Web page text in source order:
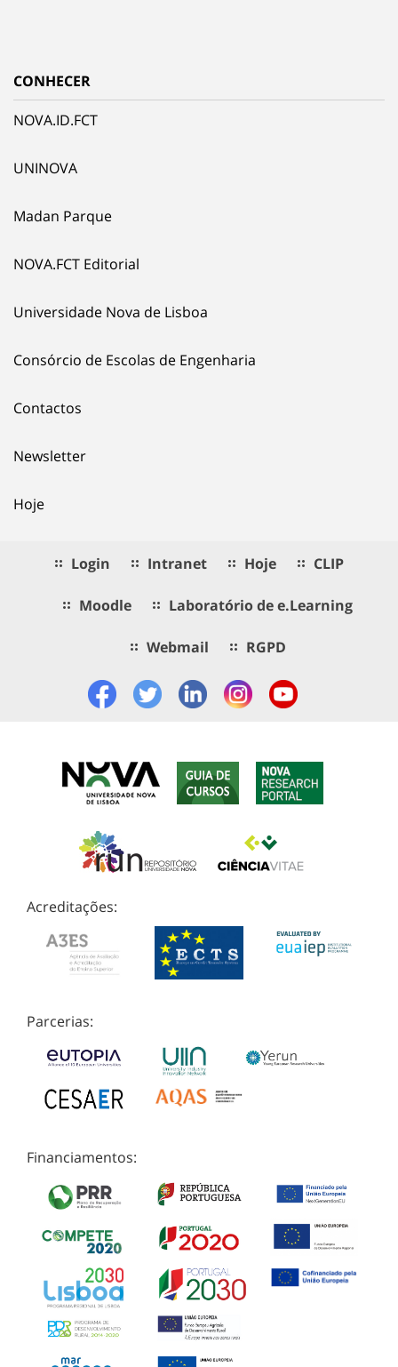
CONHECER
NOVA.ID.FCT
UNINOVA
Madan Parque
NOVA.FCT Editorial
Universidade Nova de Lisboa
Consórcio de Escolas de Engenharia
Contactos
Newsletter
Hoje
Login Intranet Hoje CLIP
Moodle Laboratório de e.Learning
Webmail RGPD
Acreditações:
Parcerias:
Financiamentos: